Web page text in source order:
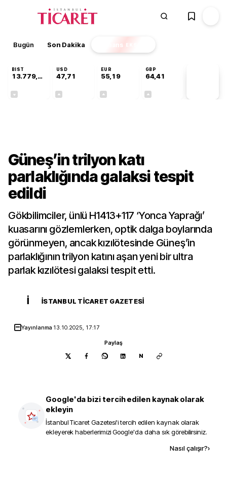
Bugün Son Dakika Finans EKSTRA
BIST
13.779,39
USD
47,71
EUR
55,19
GBP
64,41
Güneş’in trilyon katı
parlaklığında galaksi tespit
edildi
Gökbilimciler, ünlü H1413+117 ‘Yonca Yaprağı’
kuasarını gözlemlerken, optik dalga boylarında
görünmeyen, ancak kızılötesinde Güneş’in
parlaklığının trilyon katını aşan yeni bir ultra
parlak kızılötesi galaksi tespit etti.
İ İSTANBUL TICARET GAZETESI
Yayınlanma 13.10.2025, 17:17
Paylaş
N
Google'da bizi tercih edilen kaynak olarak
ekleyin
İstanbul Ticaret Gazetesi'i tercih edilen kaynak olarak
ekleyerek haberlerimizi Google'da daha sık görebilirsiniz.
Nasıl çalışır?›